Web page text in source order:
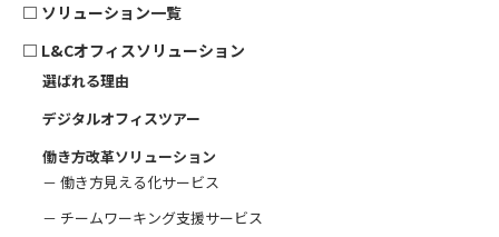
□ ソリューション一覧
□ L&Cオフィスソリューション
選ばれる理由
デジタルオフィスツアー
働き方改革ソリューション
－ 働き方見える化サービス
－ チームワーキング支援サービス